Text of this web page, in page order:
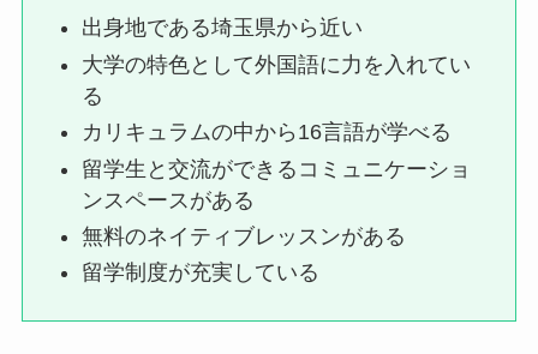
出身地である埼玉県から近い
大学の特色として外国語に力を入れてい
る
カリキュラムの中から16言語が学べる
留学生と交流ができるコミュニケーショ
ンスペースがある
無料のネイティブレッスンがある
留学制度が充実している